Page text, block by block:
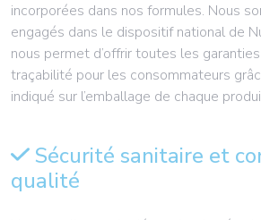
incorporées dans nos formules. Nous
engagés dans le dispositif national de
nous permet d’offrir toutes les
traçabilité pour les consommateurs
indiqué sur l’emballage de chaque
Sécurité sanitaire et
qualité